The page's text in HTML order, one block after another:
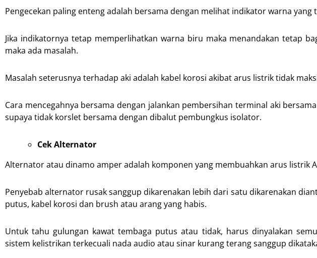
Pengecekan paling enteng adalah bersama dengan melihat indikator warna
Jika indikatornya tetap memperlihatkan warna biru maka menandakan tetap
maka ada masalah.
Masalah seterusnya terhadap aki adalah kabel korosi akibat arus listrik tidak
Cara mencegahnya bersama dengan jalankan pembersihan terminal aki
supaya tidak korslet bersama dengan dibalut pembungkus isolator.
Cek Alternator
Alternator atau dinamo amper adalah komponen yang membuahkan arus listrik
Penyebab alternator rusak sanggup dikarenakan lebih dari satu dikarenakan
putus, kabel korosi dan brush atau arang yang habis.
Untuk tahu gulungan kawat tembaga putus atau tidak, harus dinyalakan
sistem kelistrikan terkecuali nada audio atau sinar kurang terang sanggup